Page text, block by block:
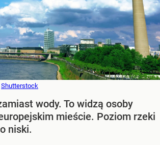
Shutterstock
wody. To widzą osoby
mieście. Poziom rzeki
niski.